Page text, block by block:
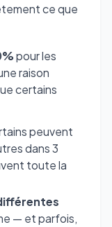
ce que
pour les
raison
certains
peuvent
dans 3
toute la
— et parfois,